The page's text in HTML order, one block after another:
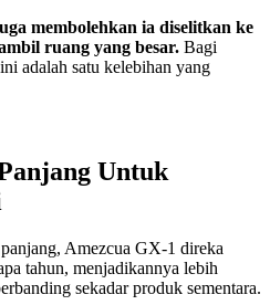
membolehkan ia diselitkan ke
ruang yang besar. Bagi
adalah satu kelebihan yang
Untuk
Amezcua GX-1 direka
tahun, menjadikannya lebih
sekadar produk sementara.